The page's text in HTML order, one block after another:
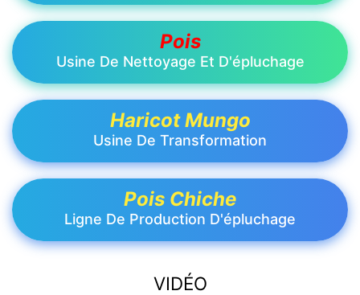
Pois
Usine De Nettoyage Et D'épluchage
Haricot Mungo
Usine De Transformation
Pois Chiche
Ligne De Production D'épluchage
VIDÉO